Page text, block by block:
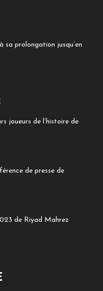
sa prolongation jusqu’en
joueurs de l’histoire de
de presse de
de Riyad Mahrez